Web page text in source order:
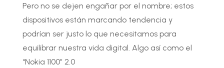
Pero no se dejen engañar por el nombre; estos
dispositivos están marcando tendencia y
podrían ser justo lo que necesitamos para
equilibrar nuestra vida digital. Algo así como el
“Nokia 1100” 2.0